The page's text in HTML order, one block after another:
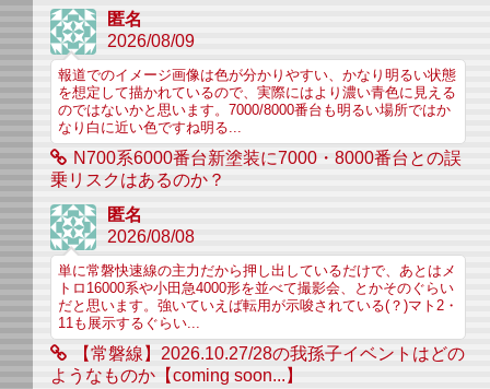
匿名
2026/08/09
報道でのイメージ画像は色が分かりやすい、かなり明るい状態
を想定して描かれているので、実際にはより濃い青色に見える
のではないかと思います。7000/8000番台も明るい場所ではか
なり白に近い色ですね明る...
N700系6000番台新塗装に7000・8000番台との誤
乗リスクはあるのか？
匿名
2026/08/08
単に常磐快速線の主力だから押し出しているだけで、あとはメ
トロ16000系や小田急4000形を並べて撮影会、とかそのぐらい
だと思います。強いていえば転用が示唆されている(？)マト2・
11も展示するぐらい...
【常磐線】2026.10.27/28の我孫子イベントはどの
ようなものか【coming soon...】